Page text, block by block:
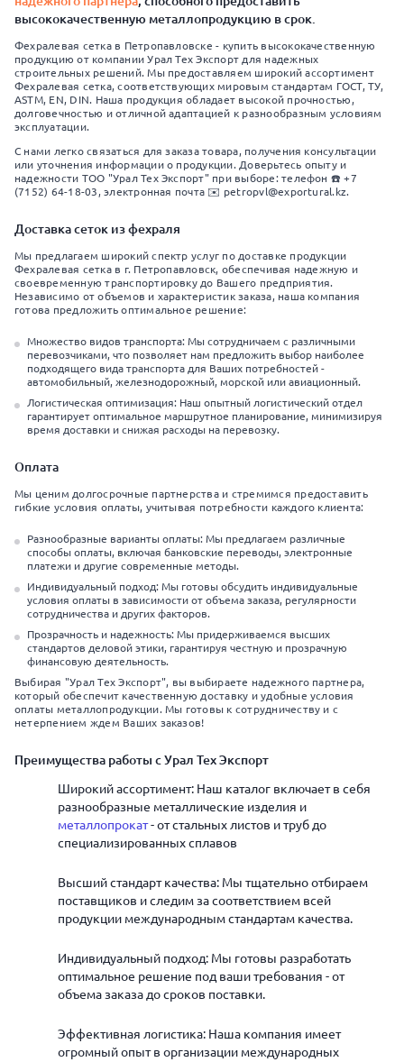
высококачественную металлопродукцию в срок.
Фехралевая сетка в Петропавловске - купить высококачественную
продукцию от компании Урал Тех Экспорт для надежных
строительных решений. Мы предоставляем широкий ассортимент
Фехралевая сетка, соответствующих мировым стандартам ГОСТ, ТУ,
ASTM, EN, DIN. Наша продукция обладает высокой прочностью,
долговечностью и отличной адаптацией к разнообразным условиям
эксплуатации.
С нами легко связаться для заказа товара, получения консультации
или уточнения информации о продукции. Доверьтесь опыту и
надежности ТОО "Урал Тех Экспорт" при выборе: телефон ☎️ +7
(7152) 64-18-03, электронная почта ✉️ petropvl@exportural.kz.
Доставка сеток из фехраля
Мы предлагаем широкий спектр услуг по доставке продукции
Фехралевая сетка в г. Петропавловск, обеспечивая надежную и
своевременную транспортировку до Вашего предприятия.
Независимо от объемов и характеристик заказа, наша компания
готова предложить оптимальное решение:
Множество видов транспорта: Мы сотрудничаем с различными
перевозчиками, что позволяет нам предложить выбор наиболее
подходящего вида транспорта для Ваших потребностей -
автомобильный, железнодорожный, морской или авиационный.
Логистическая оптимизация: Наш опытный логистический отдел
гарантирует оптимальное маршрутное планирование, минимизируя
время доставки и снижая расходы на перевозку.
Оплата
Мы ценим долгосрочные партнерства и стремимся предоставить
гибкие условия оплаты, учитывая потребности каждого клиента:
Разнообразные варианты оплаты: Мы предлагаем различные
способы оплаты, включая банковские переводы, электронные
платежи и другие современные методы.
Индивидуальный подход: Мы готовы обсудить индивидуальные
условия оплаты в зависимости от объема заказа, регулярности
сотрудничества и других факторов.
Прозрачность и надежность: Мы придерживаемся высших
стандартов деловой этики, гарантируя честную и прозрачную
финансовую деятельность.
Выбирая "Урал Тех Экспорт", вы выбираете надежного партнера,
который обеспечит качественную доставку и удобные условия
оплаты металлопродукции. Мы готовы к сотрудничеству и с
нетерпением ждем Ваших заказов!
Преимущества работы с Урал Тех Экспорт
Широкий ассортимент: Наш каталог включает в себя
разнообразные металлические изделия и
металлопрокат- от стальных листов и труб до
специализированных сплавов
Высший стандарт качества: Мы тщательно отбираем
поставщиков и следим за соответствием всей
продукции международным стандартам качества.
Индивидуальный подход: Мы готовы разработать
оптимальное решение под ваши требования - от
объема заказа до сроков поставки.
Эффективная логистика: Наша компания имеет
огромный опыт в организации международных